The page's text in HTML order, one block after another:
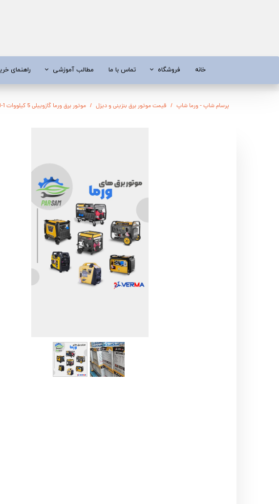
خانه فروشگاه
آبسردکن و دستگاه تصفیه آب
کفکش / لجن کش
موتور پمپ
اره زنجیری / علفتراش
شناور چاه عمیق
سمپاش
تماس با ما مطالب آموزشی
تیلر
کفکش و لجن کش
پمپ آب خانگی
ابزار و قطعات
کارواش
موتور تک
موتور پمپ
راهنمای
پرسام شاپ - ورما شاپ قیمت موتور برق بنزینی و دیزل موتور برق ورما گازوییلی 5 کیلووات VM6500EB-1